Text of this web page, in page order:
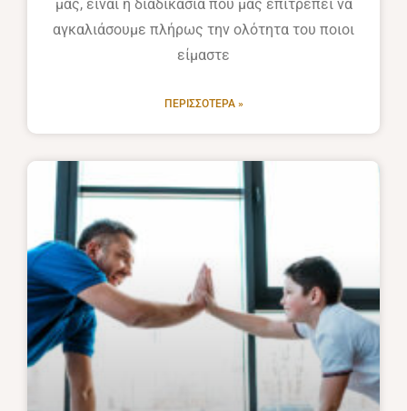
μας, είναι η διαδικασία που μας επιτρέπει να
αγκαλιάσουμε πλήρως την ολότητα του ποιοι
είμαστε
ΠΕΡΙΣΣΌΤΕΡΑ »